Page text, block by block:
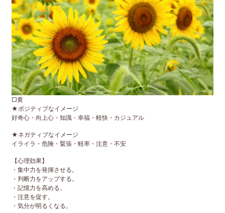
□黄
★ポジティブなイメージ
好奇心・向上心・知識・幸福・軽快・カジュアル
★ネガティブなイメージ
イライラ・危険・緊張・軽率・注意・不安
【心理効果】
・集中力を発揮させる。
・判断力をアップする。
・記憶力を高める。
・注意を促す。
・気分が明るくなる。